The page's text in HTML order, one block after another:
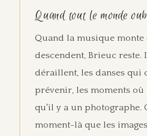
Quand tout le monde
Quand la musique
descendent, Brieuc
déraillent, les danses qui
prévenir, les moments
qu'il y a un photographe.
moment-là que les